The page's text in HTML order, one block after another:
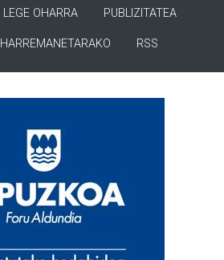
LEGE OHARRA PUBLIZITATEA
HARREMANETARAKO RSS